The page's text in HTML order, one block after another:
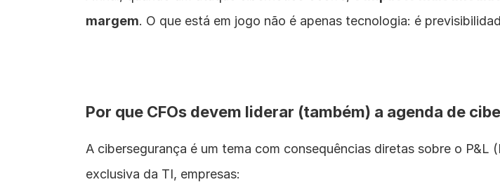
margem. O que está em jogo não é apenas tecnologia: é
Por que CFOs devem liderar (também) a agenda de
A cibersegurança é um tema com consequências diretas sobre o
exclusiva da TI, empresas: